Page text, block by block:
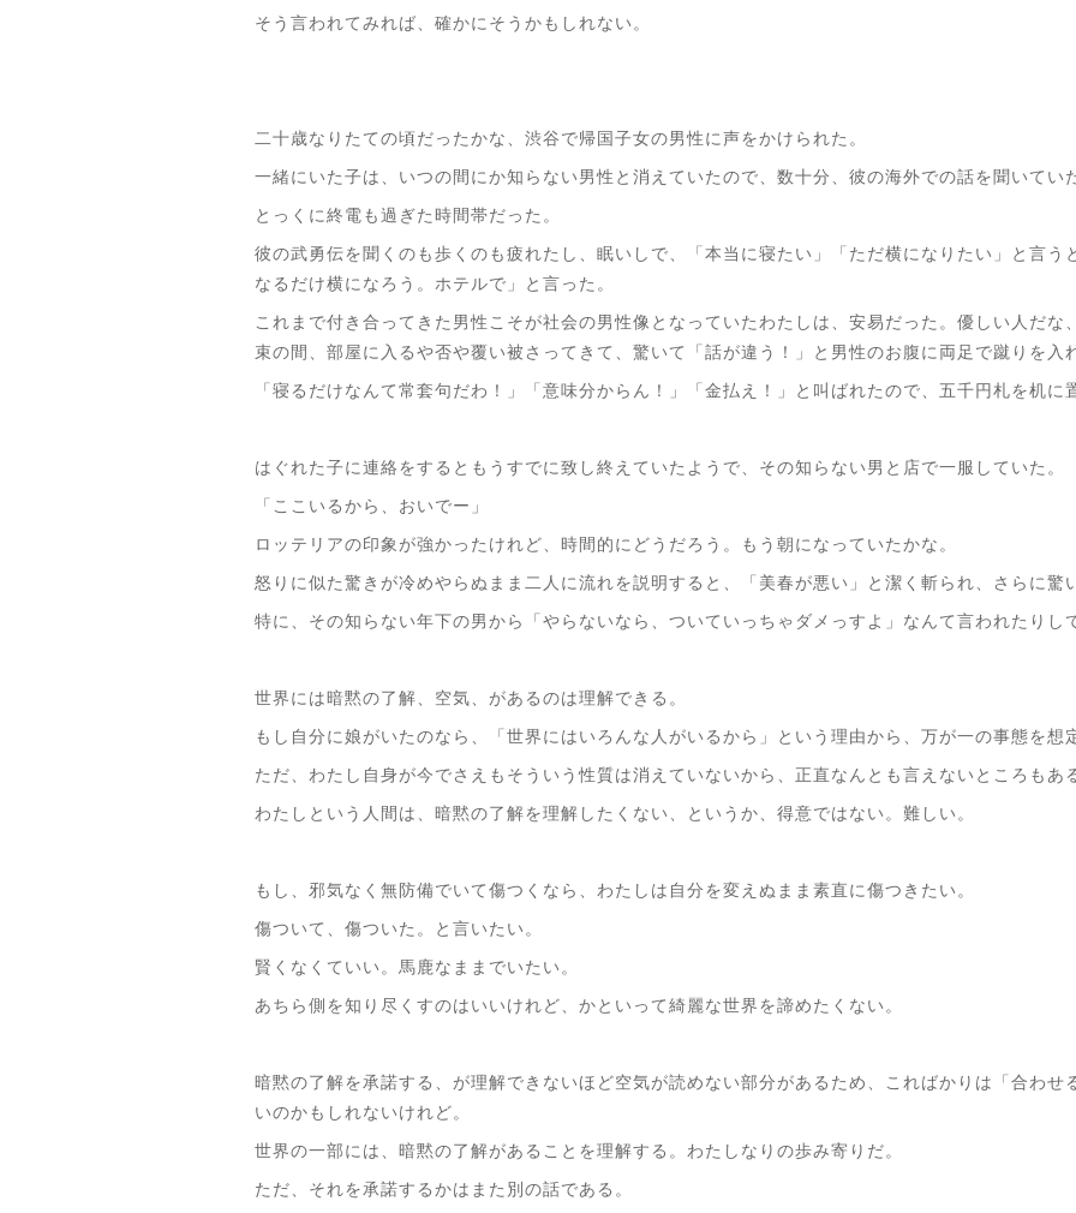
そう言われてみれば、確かにそうかもしれない。
二十歳なりたての頃だったかな、渋谷で帰国子女の男性に声をかけられた。
一緒にいた子は、いつの間にか知らない男性と消えていたので、数十分、彼の海外での話を聞いていた
とっくに終電も過ぎた時間帯だった。
彼の武勇伝を聞くのも歩くのも疲れたし、眠いしで、「本当に寝たい」「ただ横になりたい」と言う
なるだけ横になろう。ホテルで」と言った。
これまで付き合ってきた男性こそが社会の男性像となっていたわたしは、安易だった。優しい人だな
束の間、部屋に入るや否や覆い被さってきて、驚いて「話が違う！」と男性のお腹に両足で蹴りを入
「寝るだけなんて常套句だわ！」「意味分からん！」「金払え！」と叫ばれたので、五千円札を机に
はぐれた子に連絡をするともうすでに致し終えていたようで、その知らない男と店で一服していた。
「ここいるから、おいでー」
ロッテリアの印象が強かったけれど、時間的にどうだろう。もう朝になっていたかな。
怒りに似た驚きが冷めやらぬまま二人に流れを説明すると、「美春が悪い」と潔く斬られ、さらに驚
特に、その知らない年下の男から「やらないなら、ついていっちゃダメっすよ」なんて言われたりして
世界には暗黙の了解、空気、があるのは理解できる。
もし自分に娘がいたのなら、「世界にはいろんな人がいるから」という理由から、万が一の事態を想
ただ、わたし自身が今でさえもそういう性質は消えていないから、正直なんとも言えないところもある
わたしという人間は、暗黙の了解を理解したくない、というか、得意ではない。難しい。
もし、邪気なく無防備でいて傷つくなら、わたしは自分を変えぬまま素直に傷つきたい。
傷ついて、傷ついた。と言いたい。
賢くなくていい。馬鹿なままでいたい。
あちら側を知り尽くすのはいいけれど、かといって綺麗な世界を諦めたくない。
暗黙の了解を承諾する、が理解できないほど空気が読めない部分があるため、こればかりは「合わせ
いのかもしれないけれど。
世界の一部には、暗黙の了解があることを理解する。わたしなりの歩み寄りだ。
ただ、それを承諾するかはまた別の話である。